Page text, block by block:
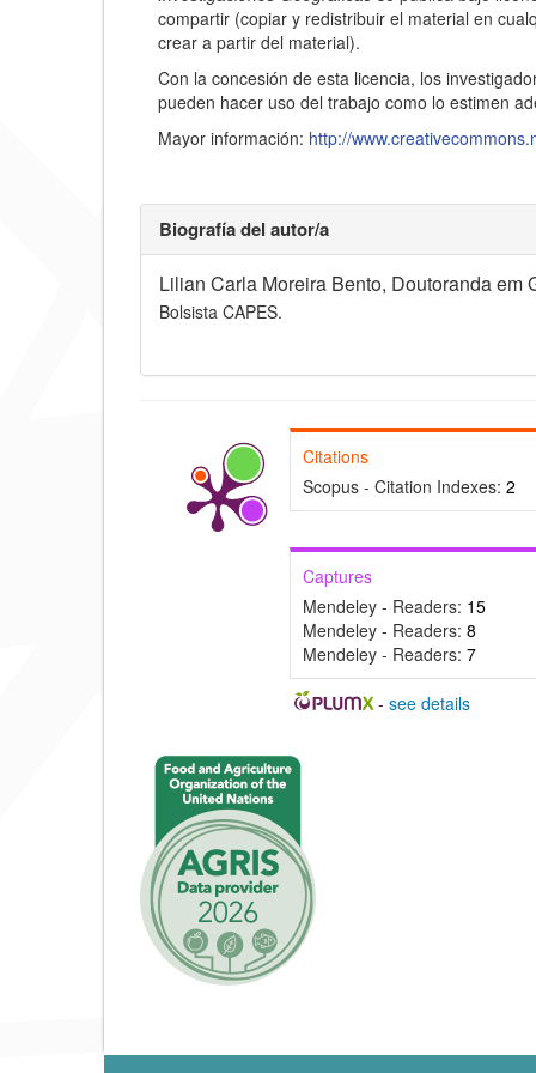
u
del
artículo
compartir (copiar y redistribuir el material en
crear a partir del material).
Con la concesión de esta licencia, los
pueden hacer uso del trabajo como lo estimen
Mayor información: http://
Biografía del autor/a
Lilian Carla Moreira Bento, Doutoranda em
Bolsista CAPES.
Citations
Scopus - Citation Indexes: 2
Captures
Mendeley - Readers: 15
Mendeley - Readers: 8
Mendeley - Readers: 7
- see details